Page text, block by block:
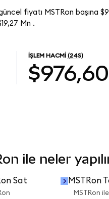
fiyatı MSTRon başına
Mn .
İŞLEM HACMI (24S)
ile neler
Sat MSTRon
MSTRon ile